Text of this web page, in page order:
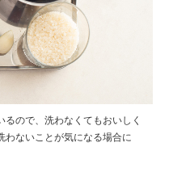
ので、洗わなくてもおいしく
わないことが気になる場合に